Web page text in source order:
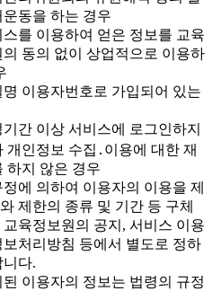
운동을 하는 경우
스를 이용하여 얻은 정보를 교육
의 동의 없이 상업적으로 이용하
명 이용자번호로 가입되어 있는
기간 이상 서비스에 로그인하지
개인정보 수집․이용에 대한 재
하지 않은 경우
에 의하여 이용자의 이용을 제
제한의 종류 및 기간 등 구체
육정보원의 공지, 서비스 이용
보처리방침 등에서 별도로 정하
니다.
이용자의 정보는 법령의 규정